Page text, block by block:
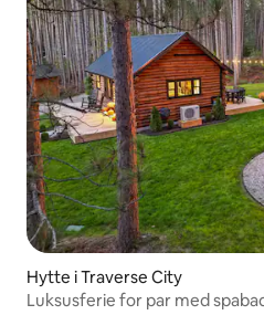
Hytte i Traverse City
Luksusferie for par med